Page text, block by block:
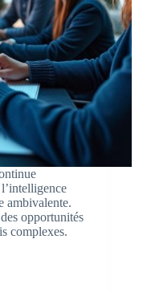
ambivalente.
opportunités
complexes.